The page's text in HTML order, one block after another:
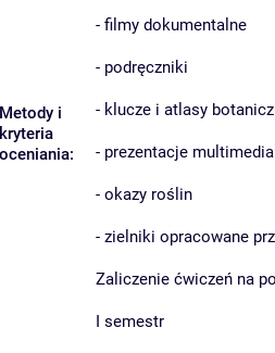
Metody i
kryteria
oceniania:
- filmy dokumentalne
- podręczniki
- klucze i atlasy
- prezentacje
- okazy roślin
- zielniki opracowane
Zaliczenie ćwiczeń na
I semestr